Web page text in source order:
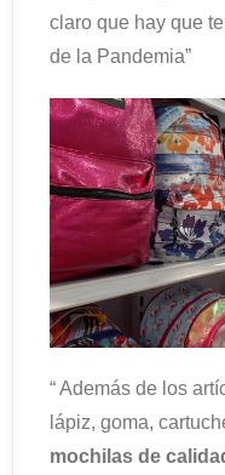
claro que hay que
de la Pandemia”
“ Además de los
lápiz, goma,
mochilas de